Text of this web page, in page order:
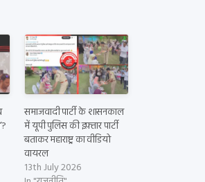
समाजवादी पार्टी के शासनकाल
में यूपी पुलिस की इफ़्तार पार्टी
बताकर महाराष्ट्र का वीडियो
वायरल
13th July 2026